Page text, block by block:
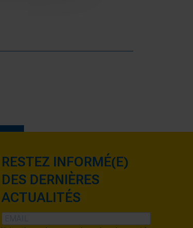
RESTEZ INFORMÉ(E)
DES DERNIÈRES
ACTUALITÉS